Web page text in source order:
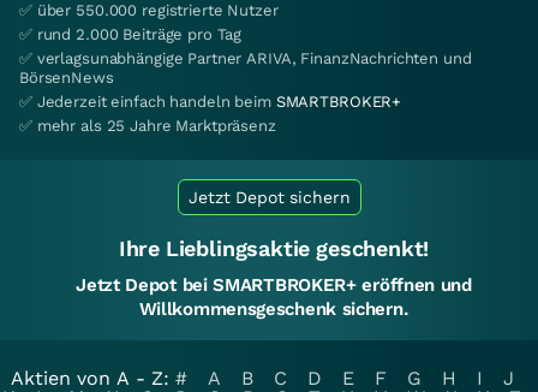
✅ über 550.000 registrierte Nutzer
✅ rund 2.000 Beiträge pro Tag
✅ verlagsunabhängige Partner ARIVA, FinanzNachrichten und
BörsenNews
✅ Jederzeit einfach handeln beim SMARTBROKER+
✅ mehr als 25 Jahre Marktpräsenz
Jetzt Depot sichern
Ihre Lieblingsaktie geschenkt!
Jetzt Depot bei SMARTBROKER+ eröffnen und
Willkommensgeschenk sichern.
Aktien von A - Z: # A B C D E F G H I
J